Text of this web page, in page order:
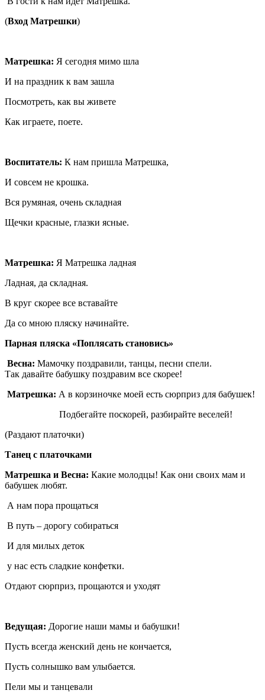
(Вход Матрешки)
Матрешка: Я сегодня мимо шла
И на праздник к вам зашла
Посмотреть, как вы живете
Как играете, поете.
Воспитатель: К нам пришла Матрешка,
И совсем не крошка.
Вся румяная, очень складная
Щечки красные, глазки ясные.
Матрешка: Я Матрешка ладная
Ладная, да складная.
В круг скорее все вставайте
Да со мною пляску начинайте.
Парная пляска «Поплясать становись»
Весна: Мамочку поздравили, танцы, песни спели.
Так давайте бабушку поздравим все скорее!
Матрешка: А в корзиночке моей есть сюрприз для бабушек!
Подбегайте поскорей, разбирайте веселей!
(Раздают платочки)
Танец с платочками
Матрешка и Весна: Какие молодцы! Как они своих мам и
бабушек любят.
А нам пора прощаться
В путь – дорогу собираться
И для милых деток
у нас есть сладкие конфетки.
Отдают сюрприз, прощаются и уходят
Ведущая: Дорогие наши мамы и бабушки!
Пусть всегда женский день не кончается,
Пусть солнышко вам улыбается.
Пели мы и танцевали